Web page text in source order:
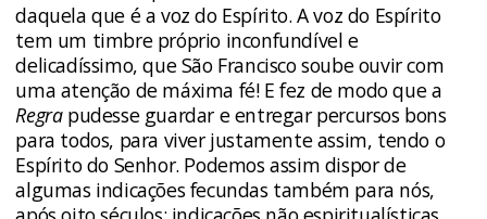
daquela que é a voz do Espírito. A voz do Espírito
tem um timbre próprio inconfundível e
delicadíssimo, que São Francisco soube ouvir com
uma atenção de máxima fé! E fez de modo que a
Regrapudesse guardar e entregar percursos bons
para todos, para viver justamente assim, tendo o
Espírito do Senhor. Podemos assim dispor de
algumas indicações fecundas também para nós,